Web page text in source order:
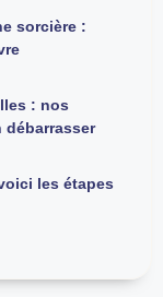
sorcière :
: nos
débarrasser
les étapes